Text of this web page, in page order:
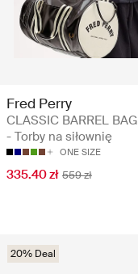
Fred Perry
CLASSIC BARREL BAG
- Torby na siłownię
ONE SIZE
335.40 zł 559 zł
20% Deal